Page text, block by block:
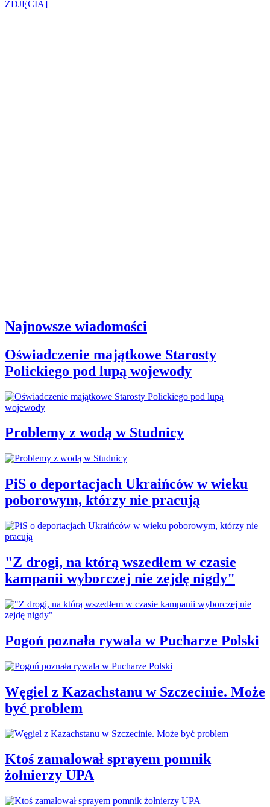
Najnowsze wiadomości
Oświadczenie majątkowe Starosty
Polickiego pod lupą wojewody
Problemy z wodą w Studnicy
PiS o deportacjach Ukraińców w wieku
poborowym, którzy nie pracują
"Z drogi, na którą wszedłem w czasie
kampanii wyborczej nie zejdę nigdy"
Pogoń poznała rywala w Pucharze Polski
Węgiel z Kazachstanu w Szczecinie. Może
być problem
Ktoś zamalował sprayem pomnik
żołnierzy UPA